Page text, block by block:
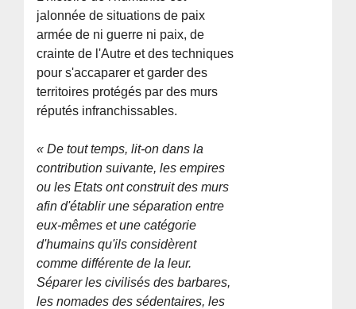
jalonnée de situations de paix
armée de ni guerre ni paix, de
crainte de l'Autre et des techniques
pour s'accaparer et garder des
territoires protégés par des murs
réputés infranchissables.
« De tout temps, lit-on dans la
contribution suivante, les empires
ou les Etats ont construit des murs
afin d'établir une séparation entre
eux-mêmes et une catégorie
d'humains qu'ils considèrent
comme différente de la leur.
Séparer les civilisés des barbares,
les nomades des sédentaires, les